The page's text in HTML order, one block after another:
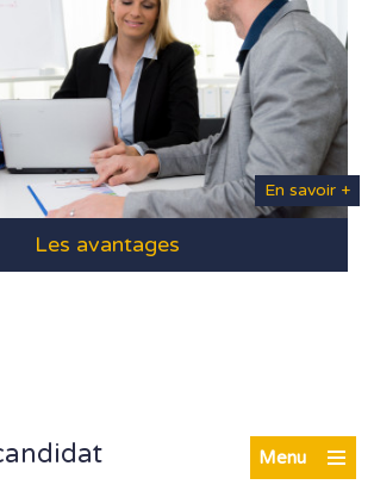
En savoir +
Les avantages
Menu